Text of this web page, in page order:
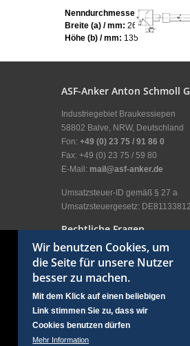
Nenndurchmesser:M145
Breite (a) / mm: 260
Höhe (b) / mm: 135
ASF-Anker Anton Schmoll
Industriegebiet Braukessiepen
58802 Balve, NRW, Deutschland
Fon: +49 (0) 23 75 / 91 86 0
Fax: +49 (0) 23 75 / 59 80
E-Mail: mail@asf-anker.de
Umsatzsteuer-ID gemäß § 27 a
Umsatzsteuergesetz:
Rechtliche Fragen
Impressum
Allgemeine
Allgemeine
Kundenbereich
Anmelden
Wir benutzen Cookies, um
die Seite für unsere Nutzer
besser zu machen.
Mit dem Klick auf einen beliebigen
Link stimmen Sie zu, dass wir
Cookies benutzen dürfen
Mehr Information